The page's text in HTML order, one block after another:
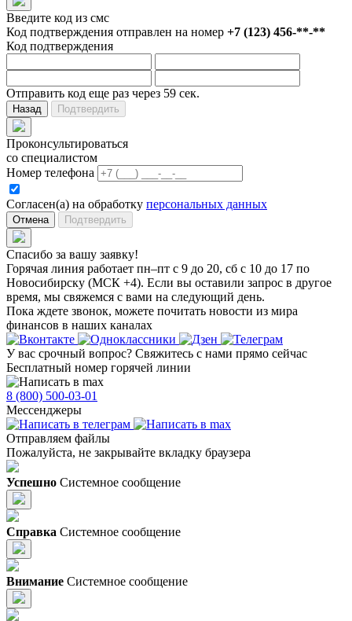
Введите код из смс
Код подтверждения отправлен на номер +7 (123) 456-**-**
Код подтверждения
Отправить код еще раз через 59 сек.
Назад Подтвердить
Проконсультироваться
со специалистом
Номер телефона
Согласен(а) на обработку персональных данных
Отмена Подтвердить
Спасибо за вашу заявку!
Горячая линия работает пн–пт с 9 до 20, сб с 10 до 17 по
Новосибирску (МСК +4). Если вы оставили запрос в другое
время, мы свяжемся с вами на следующий день.
Пока ждете звонок, можете почитать новости из мира
финансов в наших каналах
У вас срочный вопрос? Свяжитесь с нами прямо сейчас
Бесплатный номер горячей линии
8 (800) 500-03-01
Мессенджеры
Отправляем файлы
Пожалуйста, не закрывайте вкладку браузера
Успешно Системное сообщение
Справка Системное сообщение
Внимание Системное сообщение